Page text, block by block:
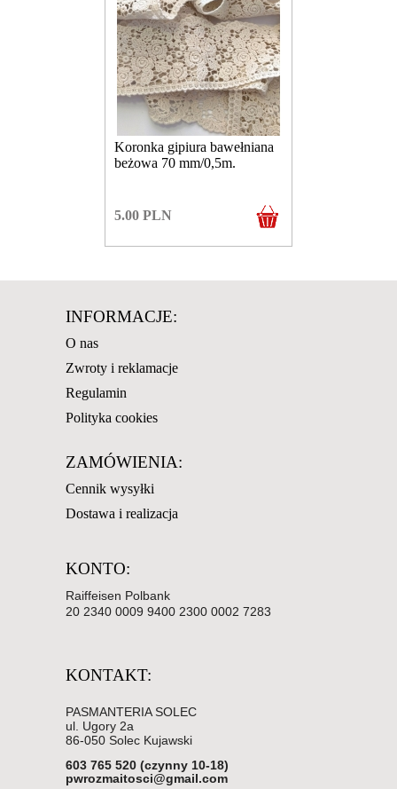
Koronka gipiura bawełniana
beżowa 70 mm/0,5m.
5.00 PLN
INFORMACJE:
O nas
Zwroty i reklamacje
Regulamin
Polityka cookies
ZAMÓWIENIA:
Cennik wysyłki
Dostawa i realizacja
KONTO:
Raiffeisen Polbank
20 2340 0009 9400 2300 0002 7283
KONTAKT:
PASMANTERIA SOLEC
ul. Ugory 2a
86-050 Solec Kujawski
603 765 520 (czynny 10-18)
pwrozmaitosci@gmail.com